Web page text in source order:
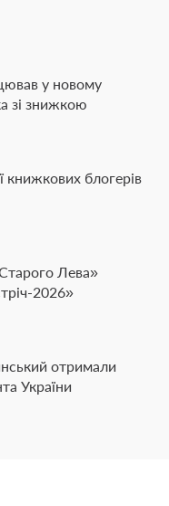
у новому
зі знижкою
блогерів
Лева»
2026»
отримали
України